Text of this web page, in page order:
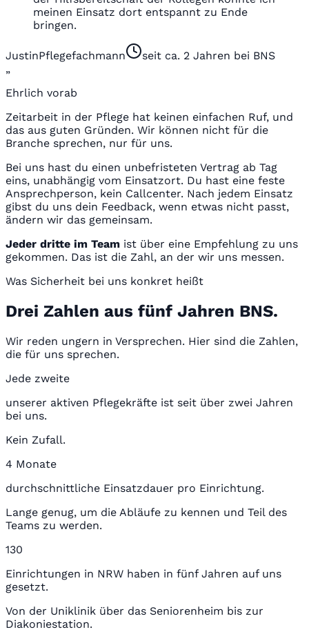
meinen Einsatz dort entspannt zu Ende
bringen.
JustinPflegefachmann
seit ca. 2 Jahren bei BNS
„
Ehrlich vorab
Zeitarbeit in der Pflege hat keinen einfachen Ruf, und
das aus guten Gründen. Wir können nicht für die
Branche sprechen, nur für uns.
Bei uns hast du einen unbefristeten Vertrag ab Tag
eins, unabhängig vom Einsatzort. Du hast eine feste
Ansprechperson, kein Callcenter. Nach jedem Einsatz
gibst du uns dein Feedback, wenn etwas nicht passt,
ändern wir das gemeinsam.
Jeder dritte im Team ist über eine Empfehlung zu uns
gekommen. Das ist die Zahl, an der wir uns messen.
Was Sicherheit bei uns konkret heißt
Drei Zahlen aus fünf Jahren BNS.
Wir reden ungern in Versprechen. Hier sind die Zahlen,
die für uns sprechen.
Jede zweite
unserer aktiven Pflegekräfte ist seit über zwei Jahren
bei uns.
Kein Zufall.
4 Monate
durchschnittliche Einsatzdauer pro Einrichtung.
Lange genug, um die Abläufe zu kennen und Teil des
Teams zu werden.
130
Einrichtungen in NRW haben in fünf Jahren auf uns
gesetzt.
Von der Uniklinik über das Seniorenheim bis zur
Diakoniestation.